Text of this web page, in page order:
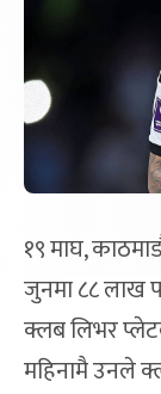
१९ माघ,
जुनमा ८८ लाख
क्लब लिभर
महिनामै उनले